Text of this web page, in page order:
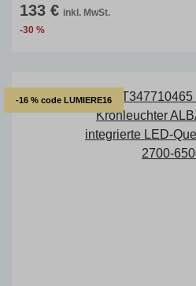
133 € inkl. MwSt.
-30 %
-16 % code LUMIERE16